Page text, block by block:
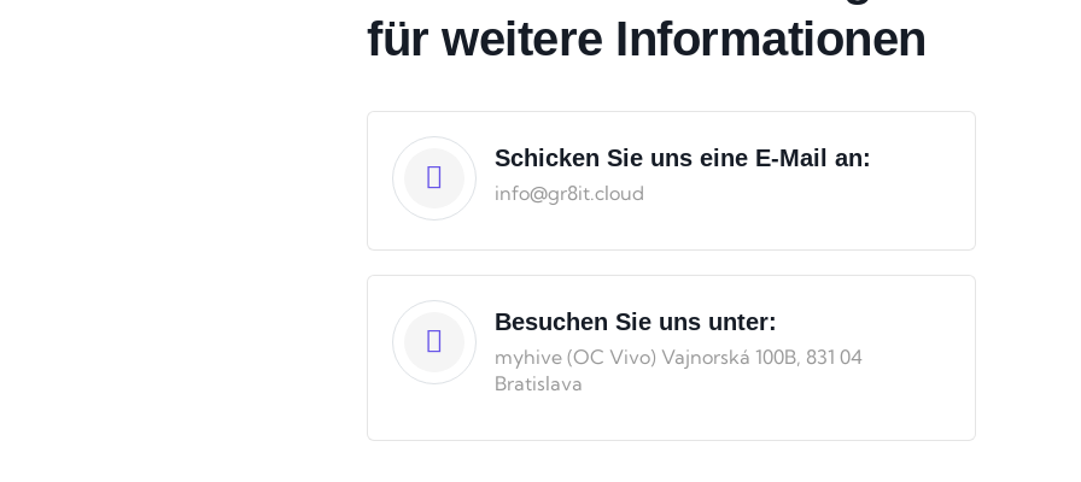
für weitere Informationen
Schicken Sie uns eine E-Mail an:
info@gr8it.cloud
Besuchen Sie uns unter:
myhive (OC Vivo) Vajnorská 100B, 831 04
Bratislava